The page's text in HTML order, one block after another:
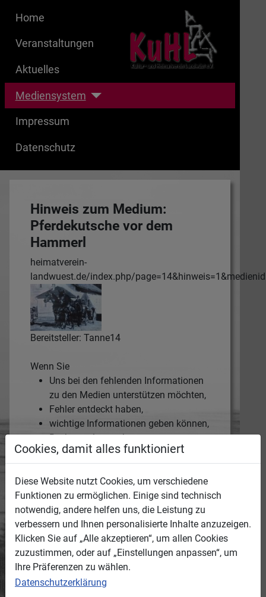
Home
Veranstaltungen
Aktuelles
Mediensystem
Impressum
Datenschutz
Hinweis zum Medium:
Pferdekutsche vor dem
Hammerl
heimatverein-
landwuest.de/index.php/
Bereitsteller: Tanne14
Wenn Sie
Uns bei den fehlenden Informationen
zu den Medien unterstützen möchten,
Fehler entdeckt haben,
wichtige Informationen geben können,
Rechte verletzt sehen,
oder auf andere Weise hilfreich sein
können,
tragen Sie bitte diese Anliegen hier ein und
hinterlassen Sie uns, wer Sie sind und wie
wir Sie erreichen können.
Die Medien-ID des jeweiligen Mediums
wird automatisch mit übertragen.
Anonyme Hinweise werden wir nicht
bearbeiten!
Cookies, damit alles funktioniert
Diese Website nutzt Cookies, um verschiedene
Funktionen zu ermöglichen. Einige sind technisch
notwendig, andere helfen uns, die Leistung zu
verbessern und Ihnen personalisierte Inhalte anzuzeigen.
Klicken Sie auf „Alle akzeptieren“, um allen Cookies
zuzustimmen, oder auf „Einstellungen anpassen“, um
Ihre Präferenzen zu wählen.
Datenschutzerklärung